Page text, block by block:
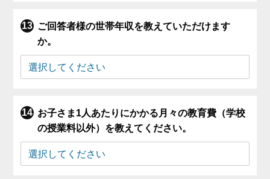
ご回答者様の世帯年収を教えていただけます
か。
お子さま1人あたりにかかる月々の教育費（学校
の授業料以外）を教えてください。